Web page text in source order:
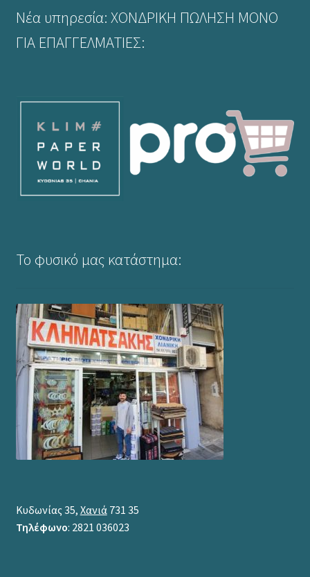
Νέα υπηρεσία: ΧΟΝΔΡΙΚΗ ΠΩΛΗΣΗ ΜΟΝΟ
ΓΙΑ ΕΠΑΓΓΕΛΜΑΤΙΕΣ:
Το φυσικό μας κατάστημα:
Κυδωνίας 35, Χανιά 731 35
Τηλέφωνο: 2821 036023